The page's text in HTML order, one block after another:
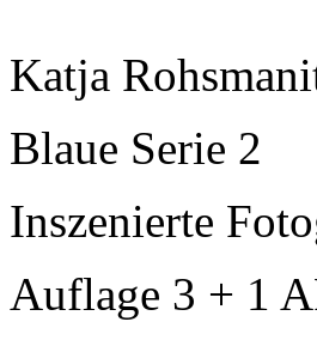
Katja
Blaue Serie 2
Inszenierte
Auflage 3 + 1